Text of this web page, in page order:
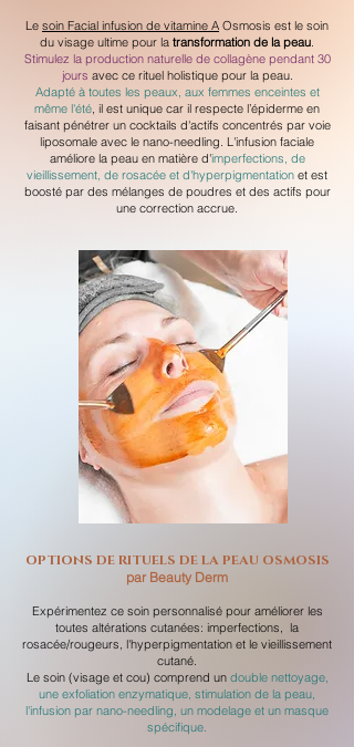
Le soin Facial infusion de vitamine A Osmosis est le soin
du visage ultime pour la transformation de la peau.
Stimulez la production naturelle de collagène pendant 30
jours avec ce rituel holistique pour la peau.
Adapté à toutes les peaux, aux femmes enceintes et
même l'été, il est unique car il respecte l’épiderme en
faisant pénétrer un cocktails d'actifs concentrés par voie
liposomale avec le nano-needling. L'infusion faciale
améliore la peau en matière d'imperfections, de
vieillissement, de rosacée et d'hyperpigmentation et est
boosté par des mélanges de poudres et des actifs pour
une correction accrue.
OPTIONS DE RITUELS DE LA PEAU OSMOSIS
par Beauty Derm
Expérimentez ce soin personnalisé pour améliorer les
toutes altérations cutanées: imperfections, la
rosacée/rougeurs, l'hyperpigmentation et le vieillissement
cutané.
Le soin (visage et cou) comprend un double nettoyage,
une exfoliation enzymatique, stimulation de la peau,
l'infusion par nano-needling, un modelage et un masque
spécifique.